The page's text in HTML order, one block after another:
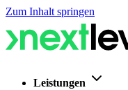
Zum Inhalt springen
Leistungen